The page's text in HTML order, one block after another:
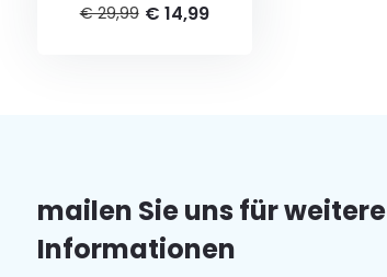
€ 29,99 € 14,99
mailen Sie uns für weitere
Informationen